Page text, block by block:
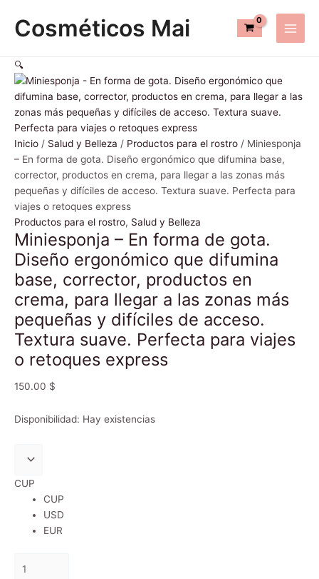
contenido
Cosméticos Mai
Main
🔍
Inicio / Salud y Belleza / Productos para el rostro / Miniesponja
– En forma de gota. Diseño ergonómico que difumina base,
corrector, productos en crema, para llegar a las zonas más
pequeñas y difíciles de acceso. Textura suave. Perfecta para
viajes o retoques express
Productos para el rostro, Salud y Belleza
Miniesponja – En forma de gota.
Diseño ergonómico que difumina
base, corrector, productos en
crema, para llegar a las zonas más
pequeñas y difíciles de acceso.
Textura suave. Perfecta para viajes
o retoques express
150.00 $
Disponibilidad: Hay existencias
CUP
CUP
USD
EUR
-
En
de
gota.
Diseño
ergonómico
que
difumina
base,
corrector,
productos
en
crema,
para
llegar
a
las
zonas
más
pequeñas
difíciles
de
Textura
para
viajes
retoques
express
producto
Las
opciones
se
elegir
en
la
página
producto
Las
opciones
se
elegir
en
la
página